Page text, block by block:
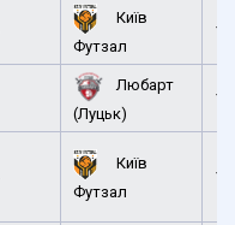
Київ
Футзал
Любарт
(Луцьк)
Київ
Футзал